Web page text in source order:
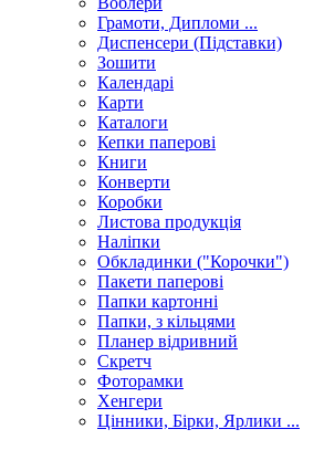
Грамоти, Дипломи ...
Диспенсери (Підставки)
Зошити
Календарі
Карти
Каталоги
Кепки паперові
Книги
Конверти
Коробки
Листова продукція
Наліпки
Обкладинки ("Корочки")
Пакети паперові
Папки картонні
Папки, з кільцями
Планер відривний
Скретч
Фоторамки
Хенгери
Цінники, Бірки, Ярлики ...